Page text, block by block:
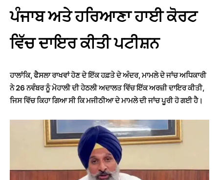
ਪੰਜਾਬ ਅਤੇ ਹਰਿਆਣਾ ਹਾਈ ਕੋਰਟ
ਵਿੱਚ ਦਾਇਰ ਕੀਤੀ ਪਟੀਸ਼ਨ
ਹਾਲਾਂਕਿ, ਫੈਸਲਾ ਰਾਖਵਾਂ ਹੋਣ ਦੇ ਇੱਕ ਹਫ਼ਤੇ ਦੇ ਅੰਦਰ, ਮਾਮਲੇ ਦੇ ਜਾਂਚ ਅਧਿਕਾਰੀ
ਨੇ 26 ਨਵੰਬਰ ਨੂੰ ਮੋਹਾਲੀ ਦੀ ਹੇਠਲੀ ਅਦਾਲਤ ਵਿੱਚ ਇੱਕ ਅਰਜ਼ੀ ਦਾਇਰ ਕੀਤੀ,
ਜਿਸ ਵਿੱਚ ਕਿਹਾ ਗਿਆ ਸੀ ਕਿ ਮਜੀਠੀਆ ਦੇ ਮਾਮਲੇ ਦੀ ਜਾਂਚ ਪੂਰੀ ਹੋ ਗਈ ਹੈ।